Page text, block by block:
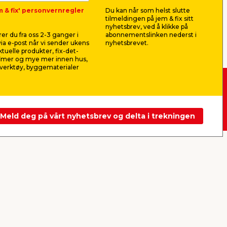
kan du, i tillegg til den gode gamle
og moderne, finner du en
til elegante og stilige
Frakt fra 84,-
& fix' personvernregler
du fra oss 2-3 ganger i
e-post når vi sender ukens
produkter, fix-det-
og mye mer innen hus,
byggematerialer
Du kan når som helst slutte
tilmeldingen på jem & fix sitt
nyhetsbrev, ved å klikke på
abonnementslinken nederst i
nyhetsbrevet.
Meld deg på vårt nyhetsbrev og delta i trekningen